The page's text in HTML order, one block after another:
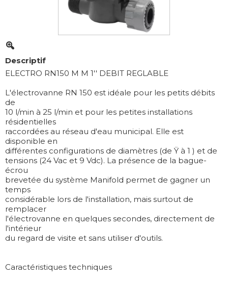
Descriptif
ELECTRO RN150 M M 1'' DEBIT REGLABLE
L'électrovanne RN 150 est idéale pour les petits débits
de
10 l/min à 25 l/min et pour les petites installations
résidentielles
raccordées au réseau d'eau municipal. Elle est
disponible en
différentes configurations de diamètres (de Ÿ à 1 ) et de
tensions (24 Vac et 9 Vdc). La présence de la bague-
écrou
brevetée du système Manifold permet de gagner un
temps
considérable lors de l'installation, mais surtout de
remplacer
l'électrovanne en quelques secondes, directement de
l'intérieur
du regard de visite et sans utiliser d'outils.
Caractéristiques techniques